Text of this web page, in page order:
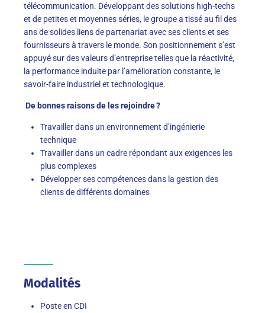
télécommunication. Développant des solutions high-techs
et de petites et moyennes séries, le groupe a tissé au fil des
ans de solides liensde partenariat avec ses clients et ses
fournisseurs à travers le monde. Son positionnement s’est
appuyé sur des valeurs d’entreprise telles que la réactivité,
la performance induite par l’amélioration constante, le
savoir-faire industriel et technologique.
De bonnes raisons de les rejoindre ?
Travailler dans un environnement d’ingénierie
technique
Travailler dans un cadre répondant aux exigences les
plus complexes
Développer ses compétences dans la gestion des
clients de différents domaines
Modalités
Poste en CDI